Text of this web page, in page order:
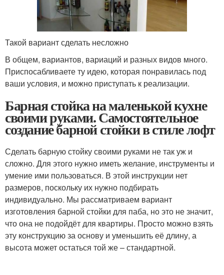
Такой вариант сделать несложно
В общем, вариантов, вариаций и разных видов много.
Приспосабливаете ту идею, которая понравилась под
ваши условия, и можно приступать к реализации.
Барная стойка на маленькой кухне
своими руками. Самостоятельное
создание барной стойки в стиле лофт
Сделать барную стойку своими руками не так уж и
сложно. Для этого нужно иметь желание, инструменты и
умение ими пользоваться. В этой инструкции нет
размеров, поскольку их нужно подбирать
индивидуально. Мы рассматриваем вариант
изготовления барной стойки для паба, но это не значит,
что она не подойдёт для квартиры. Просто можно взять
эту конструкцию за основу и уменьшить её длину, а
высота может остаться той же – стандартной.